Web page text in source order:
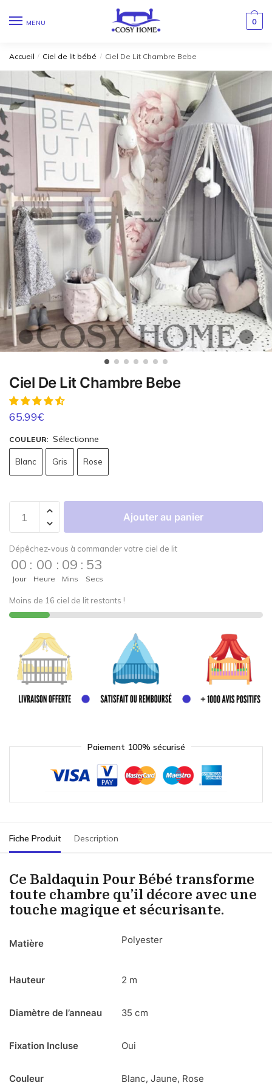
MENU 0
Accueil / Ciel de lit bébé / Ciel De Lit Chambre Bebe
Ciel De Lit Chambre Bebe
65.99€
COULEUR: Sélectionne
Blanc Gris Rose
Ajouter au panier
Dépêchez-vous à commander votre ciel de lit
00
Jour
: 00
Heure
: 09
Mins
: 53
Secs
Moins de 16 ciel de lit restants !
Paiement 100% sécurisé
Fiche Produit Description
Ce Baldaquin Pour Bébé transforme
toute chambre qu’il décore avec une
touche magique et sécurisante.
Matière Polyester
Hauteur 2 m
Diamètre de l’anneau 35 cm
Fixation Incluse Oui
Couleur Blanc, Jaune, Rose